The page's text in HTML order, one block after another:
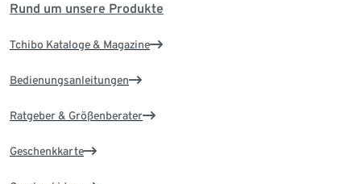
Rund um unsere Produkte
Tchibo Kataloge & Magazine
Bedienungsanleitungen
Ratgeber & Größenberater
Geschenkkarte